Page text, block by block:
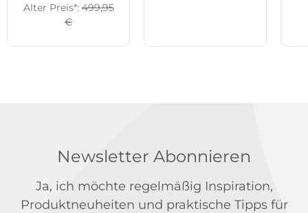
Alter Preis*:499,95
€
Newsletter Abonnieren
Ja, ich möchte regelmäßig Inspiration,
Produktneuheiten und praktische Tipps für